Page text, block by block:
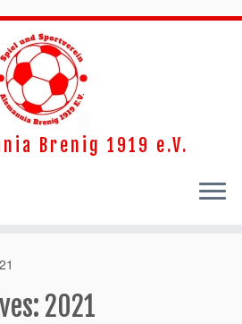
Brenig 1919 e.V.
2021